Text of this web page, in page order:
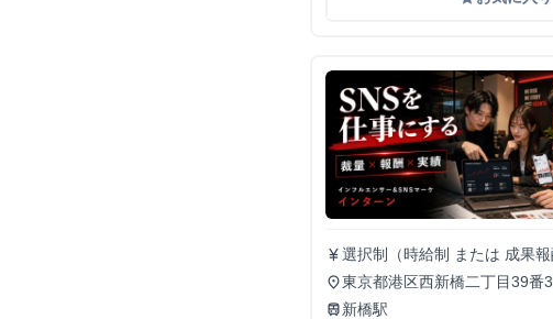
currency_yen選択制（時給制 または 成果
単価 → 担当案件の粗利に対
レクション担当：案件粗利の
place東京都港区西新橋二丁目39
train 新橋駅